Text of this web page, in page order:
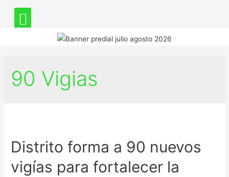
90 Vigias
Distrito forma a 90 nuevos
vigías para fortalecer la